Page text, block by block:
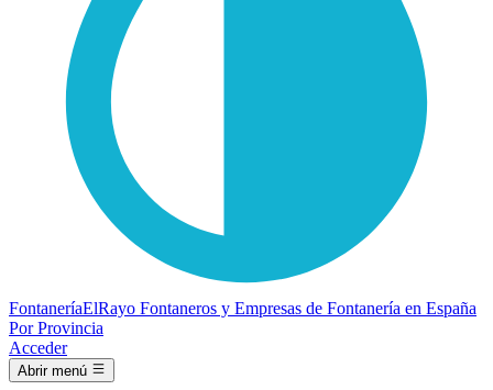
FontaneríaElRayo Fontaneros y Empresas de Fontanería en España
Por Provincia
Acceder
Abrir menú